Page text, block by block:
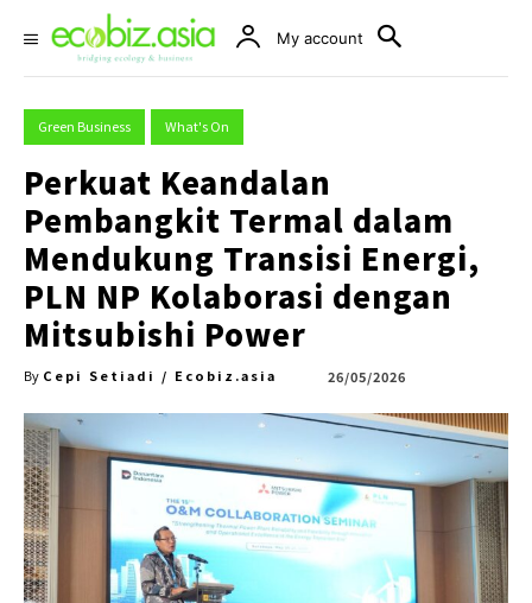
My account
Green Business What's On
Perkuat Keandalan
Pembangkit Termal dalam
Mendukung Transisi Energi,
PLN NP Kolaborasi dengan
Mitsubishi Power
By Cepi Setiadi / Ecobiz.asia 26/05/2026